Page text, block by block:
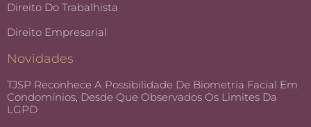
Direito Do Trabalhista
Direito Empresarial
Novidades
TJSP Reconhece A Possibilidade De Biometria Facial Em
Condomínios, Desde Que Observados Os Limites Da
LGPD